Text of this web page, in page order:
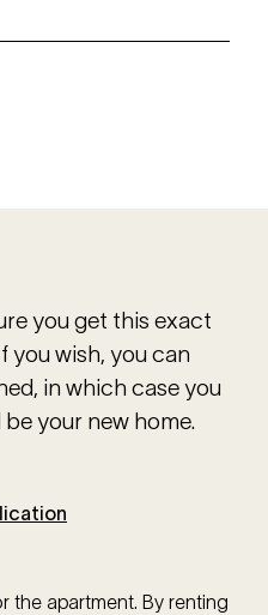
you get this exact
you wish, you can
in which case you
your new home.
the apartment. By renting